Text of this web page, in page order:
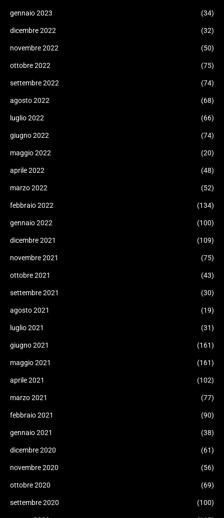
gennaio 2023 (34)
dicembre 2022 (32)
novembre 2022 (50)
ottobre 2022 (75)
settembre 2022 (74)
agosto 2022 (68)
luglio 2022 (66)
giugno 2022 (74)
maggio 2022 (20)
aprile 2022 (48)
marzo 2022 (52)
febbraio 2022 (134)
gennaio 2022 (100)
dicembre 2021 (109)
novembre 2021 (75)
ottobre 2021 (43)
settembre 2021 (30)
agosto 2021 (19)
luglio 2021 (31)
giugno 2021 (161)
maggio 2021 (161)
aprile 2021 (102)
marzo 2021 (77)
febbraio 2021 (90)
gennaio 2021 (38)
dicembre 2020 (61)
novembre 2020 (56)
ottobre 2020 (69)
settembre 2020 (100)